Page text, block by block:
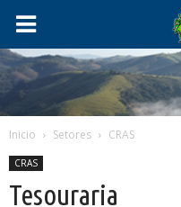
Inicio Setores CRAS
CRAS
Tesouraria